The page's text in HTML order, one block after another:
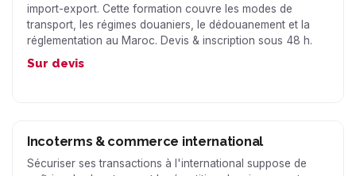
import-export. Cette formation couvre les modes de
transport, les régimes douaniers, le dédouanement et la
réglementation au Maroc. Devis & inscription sous 48 h.
Sur devis
Incoterms & commerce international
Sécuriser ses transactions à l'international suppose de